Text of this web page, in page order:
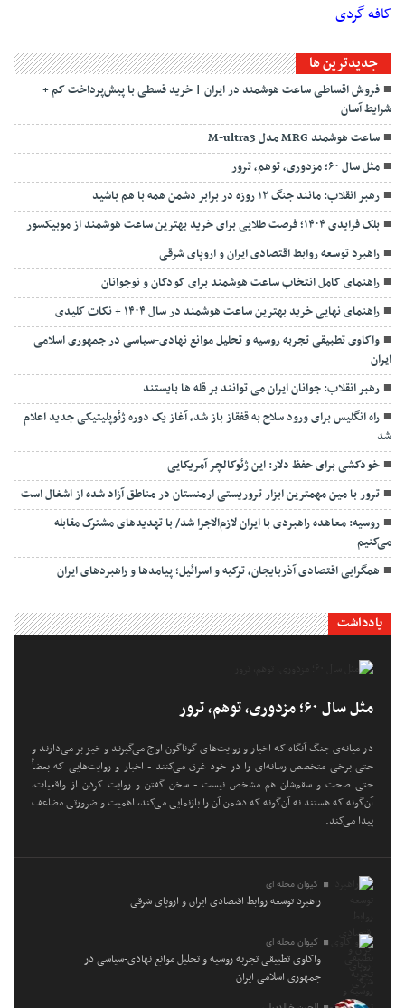
کافه گردی
جديدترين ها
فروش اقساطی ساعت هوشمند در ایران | خرید قسطی با پیش‌پرداخت کم +
شرایط آسان
ساعت هوشمند MRG مدل M-ultra3
مثل سال ۶۰؛ مزدوری، توهم، ترور
رهبر انقلاب: مانند جنگ ۱۲ روزه در برابر دشمن همه با هم باشید
بلک فرایدی ۱۴۰۴؛ فرصت طلایی برای خرید بهترین ساعت هوشمند از موبیکسور
راهبرد توسعه روابط اقتصادی ایران و اروپای شرقی
راهنمای کامل انتخاب ساعت هوشمند برای کودکان و نوجوانان
راهنمای نهایی خرید بهترین ساعت هوشمند در سال ۱۴۰۴ + نکات کلیدی
واکاوی تطبیقی تجربه روسیه و تحلیل موانع نهادی-سیاسی در جمهوری اسلامی
ایران
رهبر انقلاب: جوانان ایران می توانند بر قله ها بایستند
راه انگلیس برای ورود سلاح به قفقاز باز شد، آغاز یک دوره ژئوپلیتیکی جدید اعلام
شد
خودکشی برای حفظ دلار: این ژئوکالچر آمریکایی
ترور با مین مهمترین ابزار تروریستی ارمنستان در مناطق آزاد شده از اشغال است
روسیه: معاهده راهبردی با ایران لازم‌الاجرا شد/ با تهدیدهای مشترک مقابله
می‌کنیم
همگرایی اقتصادی آذربایجان، ترکیه و اسرائیل؛ پیامدها و راهبردهای ایران
یادداشت
مثل سال ۶۰؛ مزدوری، توهم، ترور
در میانه‌ی جنگ آنگاه که اخبار و روایت‌های گوناگون اوج می‌گیرند و خیز بر می‌دارند و
حتی برخی متخصص رسانه‌ای را در خود غرق می‌کنند - اخبار و روایت‌هایی که بعضاً
حتی صحت و سقم‌شان هم مشخص نیست - سخن گفتن و روایت کردن از واقعیات،
آن‌گونه که هستند نه آن‌گونه که دشمن آن را بازنمایی می‌کند، اهمیت و ضرورتی مضاعف
پیدا می‌کند.
کیوان محله ای
راهبرد توسعه روابط اقتصادی ایران و اروپای شرقی
کیوان محله ای
واکاوی تطبیقی تجربه روسیه و تحلیل موانع نهادی-سیاسی در
جمهوری اسلامی ایران